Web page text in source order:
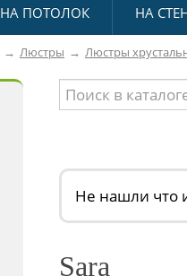
НА ПОТОЛОК НА
Люстры Люстры
Не нашли что
Sara